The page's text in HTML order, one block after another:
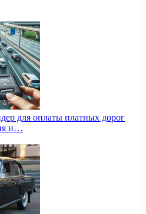
для оплаты платных дорог
и…